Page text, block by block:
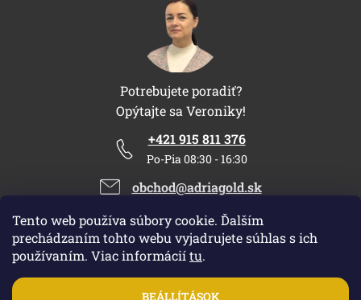
Tento web používa súbory cookie. Ďalším
prechádzaním tohto webu vyjadrujete súhlas s ich
používaním. Viac informáciítu.
BEÁLLÍTÁSOK
Potrebujete poradiť?
Opýtajte sa Veroniky!
+421 915 811 376
Po-Pia 08:30 - 16:30
obchod@adriagold.sk